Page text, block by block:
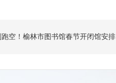
跑空！榆林市图书馆春节开闭馆安排